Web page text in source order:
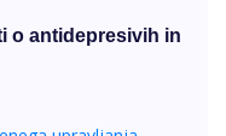
o antidepresivih in